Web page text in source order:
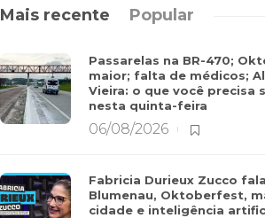
Mais recente Popular
Passarelas na BR-470;
maior; falta de médicos;
Vieira: o que você precisa
nesta quinta-feira
06/08/2026
Fabricia Durieux Zucco
Blumenau, Oktoberfest,
cidade e inteligência